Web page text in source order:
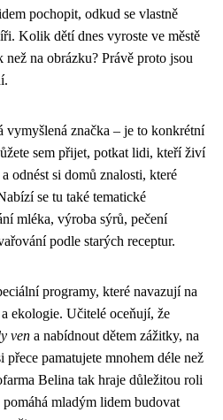
pochopit, odkud se vlastně
Kolik dětí dnes vyroste ve městě
na obrázku? Právě proto jsou
vymyšlená značka – je to konkrétní
sem přijet, potkat lidi, kteří živí
odnést si domů znalosti, které
se tu také tematické
mléka, výroba sýrů, pečení
podle starých receptur.
programy, které navazují na
ekologie. Učitelé oceňují, že
ven a nabídnout dětem zážitky, na
přece pamatujete mnohem déle než
Belina tak hraje důležitou roli
mladým lidem budovat